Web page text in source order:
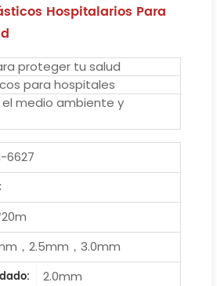
Hospitalarios Para
proteger tu salud
para hospitales
medio ambiente y
6627
，2.5mm，3.0mm
2.0mm